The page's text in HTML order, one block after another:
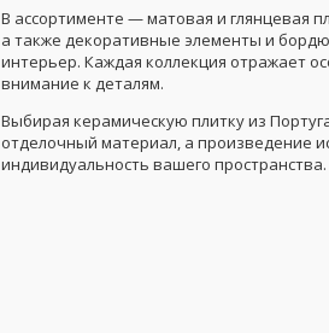
В ассортименте — матовая и глянцевая
а также декоративные элементы и
интерьер. Каждая коллекция отражает
внимание к деталям.
Выбирая керамическую плитку из
отделочный материал, а произведение
индивидуальность вашего пространства.